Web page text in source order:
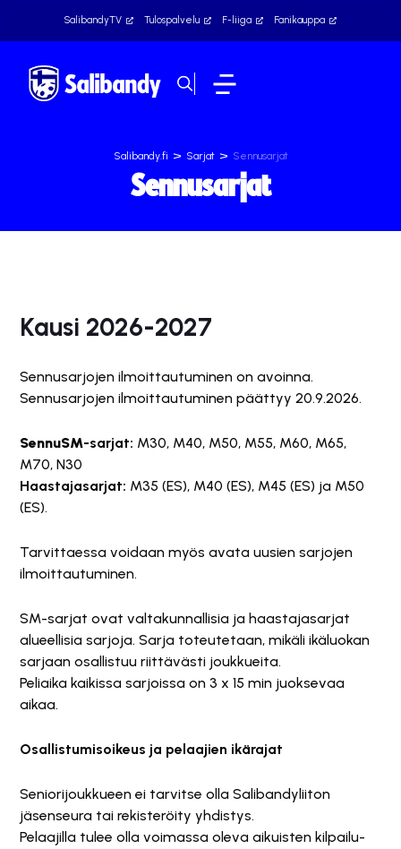
SalibandyTV Tulospalvelu F-liiga Fanikauppa
Salibandy.fi > Sarjat > Sennusarjat
Sennusarjat
Kausi 2026-2027
Sennusarjojen ilmoittautuminen on avoinna.
Sennusarjojen ilmoittautuminen päättyy 20.9.2026.
SennuSM-sarjat: M30, M40, M50, M55, M60, M65,
M70, N30
Haastajasarjat: M35 (ES), M40 (ES), M45 (ES) ja M50
(ES).
Tarvittaessa voidaan myös avata uusien sarjojen
ilmoittautuminen.
SM-sarjat ovat valtakunnallisia ja haastajasarjat
alueellisia sarjoja. Sarja toteutetaan, mikäli ikäluokan
sarjaan osallistuu riittävästi joukkueita.
Peliaika kaikissa sarjoissa on 3 x 15 min juoksevaa
aikaa.
Osallistumisoikeus ja pelaajien ikärajat
Seniorijoukkueen ei tarvitse olla Salibandyliiton
jäsenseura tai rekisteröity yhdistys.
Pelaajilla tulee olla voimassa oleva aikuisten kilpailu-